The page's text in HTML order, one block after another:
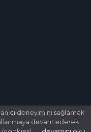
deneyimini sağlamak
devam ederek
Developed byGSM Media